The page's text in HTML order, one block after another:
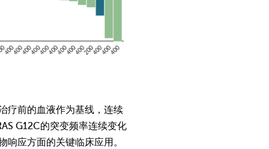
疗前的血液作为基线，连续
G12C的突变频率连续变化
应方面的关键临床应用。